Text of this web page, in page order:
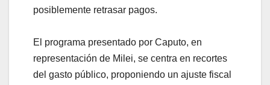
posiblemente retrasar pagos.
El programa presentado por Caputo, en
representación de Milei, se centra en recortes
del gasto público, proponiendo un ajuste fiscal